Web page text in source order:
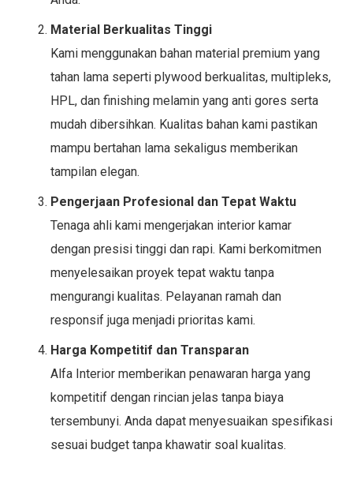
Material Berkualitas Tinggi
Kami menggunakan bahan material premium yang
tahan lama seperti plywood berkualitas, multipleks,
HPL, dan finishing melamin yang anti gores serta
mudah dibersihkan. Kualitas bahan kami pastikan
mampu bertahan lama sekaligus memberikan
tampilan elegan.
Pengerjaan Profesional dan Tepat Waktu
Tenaga ahli kami mengerjakan interior kamar
dengan presisi tinggi dan rapi. Kami berkomitmen
menyelesaikan proyek tepat waktu tanpa
mengurangi kualitas. Pelayanan ramah dan
responsif juga menjadi prioritas kami.
Harga Kompetitif dan Transparan
Alfa Interior memberikan penawaran harga yang
kompetitif dengan rincian jelas tanpa biaya
tersembunyi. Anda dapat menyesuaikan spesifikasi
sesuai budget tanpa khawatir soal kualitas.